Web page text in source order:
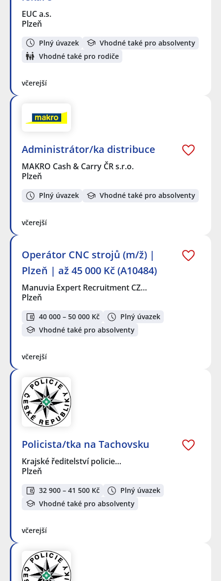
EUC a.s.
Plzeň
Plný úvazek
Vhodné také pro absolventy
Vhodné také pro rodiče
včerejší
Administrátor/ka distribuce
MAKRO Cash & Carry ČR s.r.o.
Plzeň
Plný úvazek Vhodné také pro absolventy
včerejší
Operátor CNC strojů (m/ž) |
Plzeň | až 45 000 Kč (A10484)
Manuvia Expert Recruitment CZ…
Plzeň
40 000 – 50 000 Kč
Plný úvazek
Vhodné také pro absolventy
včerejší
Policista/tka na Tachovsku
Krajské ředitelství policie…
Plzeň
32 900 – 41 500 Kč
Plný úvazek
Vhodné také pro absolventy
včerejší